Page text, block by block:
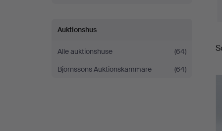
Auktionshus
Alle auktionshuse
(64)
Björnssons Auktionskammare
(64)